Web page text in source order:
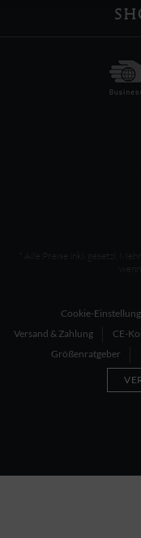
* Alle Preise inkl. gesetzl.
Cookie-
Versand & Zahlung
CE-
Größenratgeber